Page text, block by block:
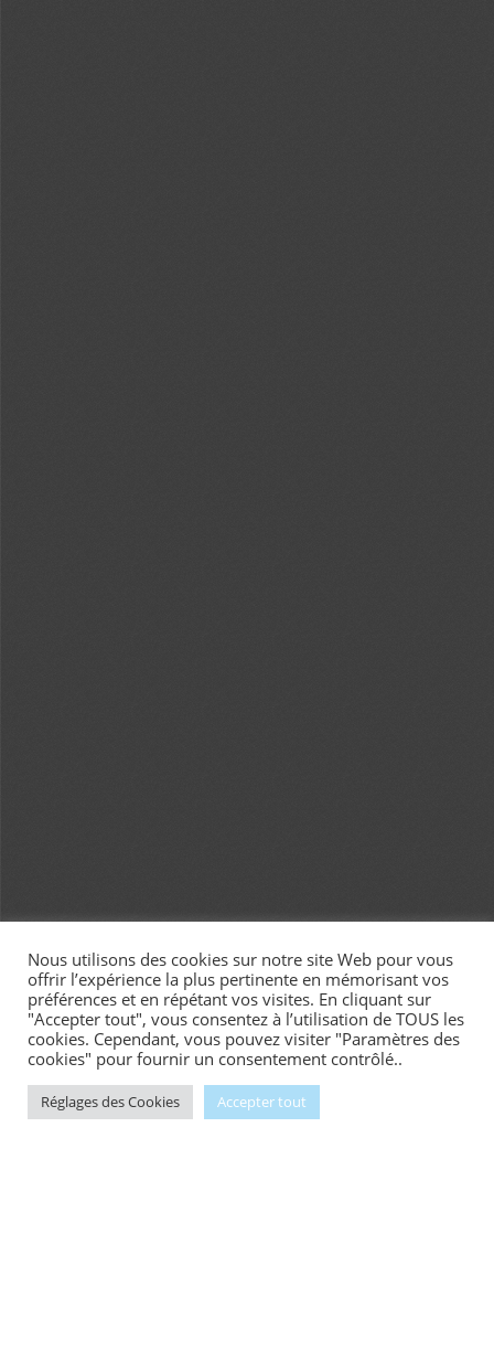
Nous utilisons des cookies sur notre site Web pour vous
offrir l’expérience la plus pertinente en mémorisant vos
préférences et en répétant vos visites. En cliquant sur
"Accepter tout", vous consentez à l’utilisation de TOUS les
cookies. Cependant, vous pouvez visiter "Paramètres des
cookies" pour fournir un consentement contrôlé..
Réglages des Cookies Accepter tout